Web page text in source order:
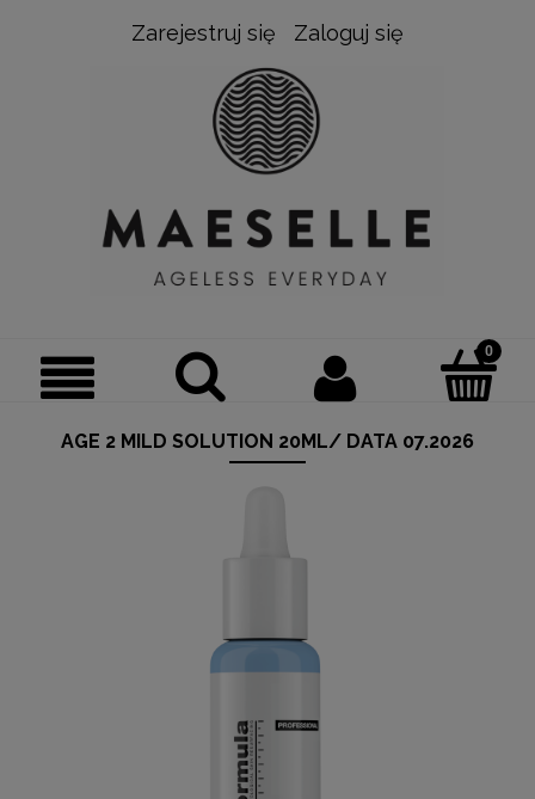
Zarejestruj się Zaloguj się
AGE 2 MILD SOLUTION 20ML/ DATA 07.2026